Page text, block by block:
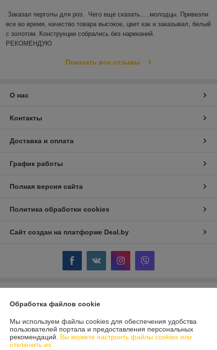
Заказал перголы для роз.  Чего еще сказать.....молодцы. Привезли
все во время, качество товара высокое, цвет как и заказывал, белый
с золотом. Конструкции собрались без нареканий.
РЕКОМЕНДУЮ
Показать все отзывы
О нас
Контакты
Доставка и оплата
График работы
Полная версия сайта
Политика обработки cookies
Сайт создан на платформе Deal.by
Минск, ул. Мержинского 8-11
Регистрационный номер ЕГР: 192945661
Обработка файлов cookie
Мы используем файлы cookies для обеспечения удобства
пользователей портала и предоставления персональных
рекомендаций. Вы можете настроить файлы cookies или
отключить их.